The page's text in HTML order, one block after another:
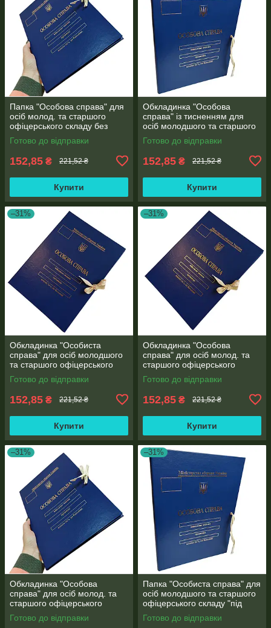
Папка "Особова справа" для
осіб молод. та старшого
офіцерського складу без
клапанів, з тисненням "під
золото" (корінець 10 мм)
Готово до відправки
152,85 ₴ 221,52 ₴
Купити
Обкладинка "Особова
справа" із тисненням для
осіб молодшого та старшого
офіцерського складу ф. А4
без клапанів бумвініл 10 мм
Готово до відправки
152,85 ₴ 221,52 ₴
Купити
–31%
Обкладинка "Особиста
справа" для осіб молодшого
та старшого офіцерського
складу на зав'язках А4 без
клапанів, бумвініл 10 мм
Готово до відправки
152,85 ₴ 221,52 ₴
Купити
–31%
Обкладинка "Особова
справа" для осіб молод. та
старшого офіцерського
складу на зав'язках А4 без
клапанів, бумвініл (10 мм)
Готово до відправки
152,85 ₴ 221,52 ₴
Купити
–31%
Обкладинка "Особова
справа" для осіб молод. та
старшого офіцерського
складу без клапанів з
тисненням "під золото"
Готово до відправки
–31%
Папка "Особиста справа" для
осіб молодшого та старшого
офіцерського складу "під
золото" бумвініл без клапанів
(10 мм)
Готово до відправки